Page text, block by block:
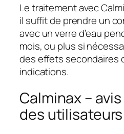
Le traitement avec
il suffit de prendre un
avec un verre d’eau
mois, ou plus si
des effets secondaires
indications.
Calminax –
des utilisateurs